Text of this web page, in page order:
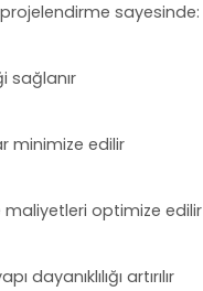
sayesinde:
sağlanır
minimize edilir
maliyetleri optimize edilir
dayanıklılığı artırılır